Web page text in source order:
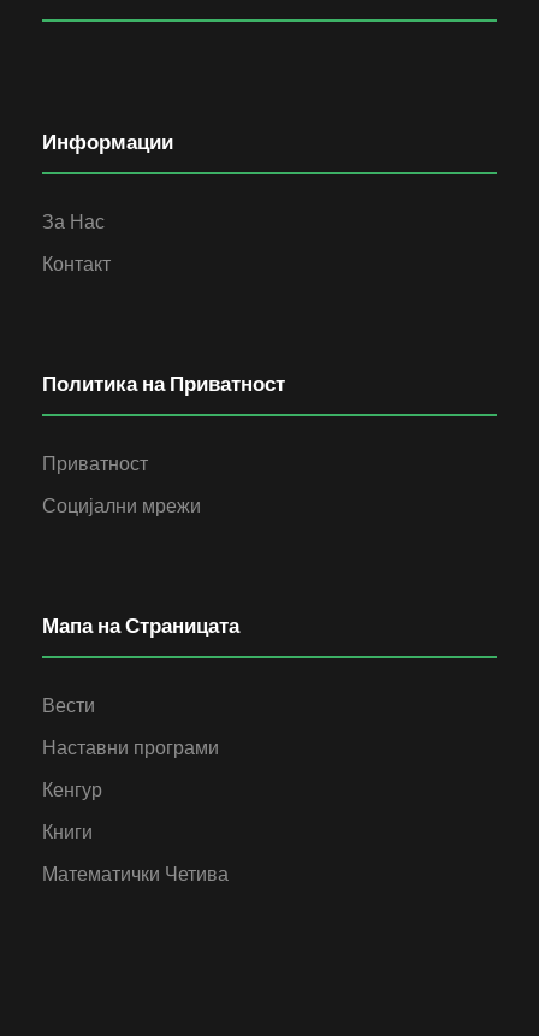
Информации
За Нас
Контакт
Политика на Приватност
Приватност
Социјални мрежи
Мапа на Страницата
Вести
Наставни програми
Кенгур
Книги
Математички Четива